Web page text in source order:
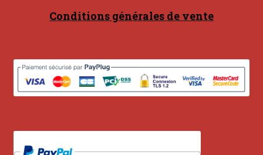
en acier
en bois
Conditions générales de vente